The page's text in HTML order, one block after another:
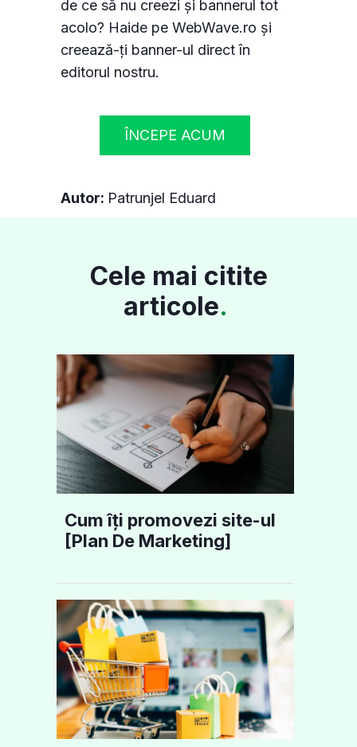
de ce să nu creezi și bannerul tot
acolo? Haide pe WebWave.ro și
creează-ți banner-ul direct în
editorul nostru.
ÎNCEPE ACUM
Autor: Patrunjel Eduard
Cele mai citite
articole.
Cum îți promovezi site-ul
[Plan De Marketing]